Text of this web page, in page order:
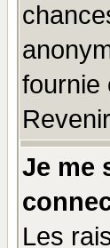
fournie
Je me
Les